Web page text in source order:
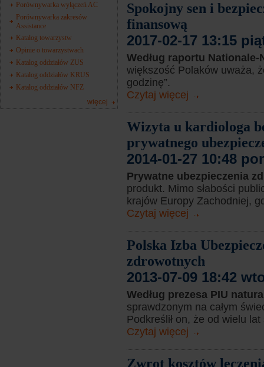
Porównywarka wyłączeń AC
Porównywarka zakresów
Assistance
Katalog towarzystw
Opinie o towarzystwach
Katalog oddziałów ZUS
Katalog oddziałów KRUS
Katalog oddziałów NFZ
więcej
Spokojny sen i
finansową
2017-02-17 13:15
Według raportu
większość Polaków uważa,
godzinę”.
Czytaj więcej
Wizyta u kardiologa
prywatnego
2014-01-27 10:48
Prywatne ubezpieczenia
produkt. Mimo słabości
krajów Europy Zachodniej,
Czytaj więcej
Polska Izba
zdrowotnych
2013-07-09 18:42
Według prezesa PIU
sprawdzonym na całym
Podkreślił on, że od wielu
Czytaj więcej
Zwrot kosztów